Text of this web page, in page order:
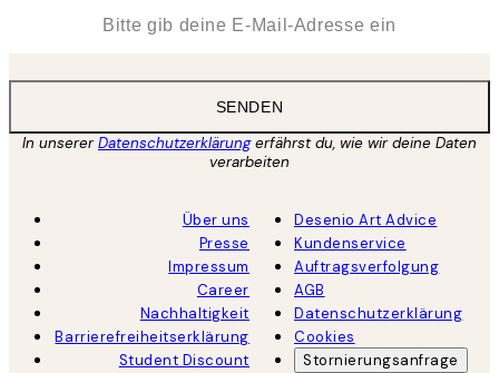
SENDEN
In unsererDatenschutzerklärungerfährst du, wie wir deine Daten
verarbeiten
Über uns
Presse
Impressum
Career
Nachhaltigkeit
Barrierefreiheitserklärung
Student Discount
Desenio Art Advice
Kundenservice
Auftragsverfolgung
AGB
Datenschutzerklärung
Cookies
Stornierungsanfrage